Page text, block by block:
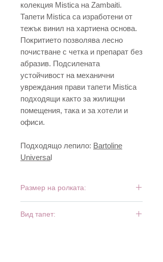
колекция Mistica на Zambaiti.
Тапети Mistica са изработени от
тежък винил на хартиена основа.
Покритието позволява лесно
почистване с четка и препарат без
абразив. Подсилената
устойчивост на механични
увреждания прави тапети Mistica
подходящи както за жилищни
помещения, така и за хотели и
офиси.
Подходящо лепило: Bartoline
Universal
Размер на ролката:
Вид тапет: